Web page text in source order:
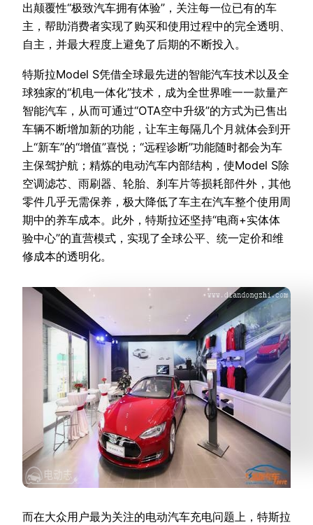
出颠覆性“极致汽车拥有体验”，关注每一位已有的车
主，帮助消费者实现了购买和使用过程中的完全透明、
自主，并最大程度上避免了后期的不断投入。
特斯拉Model S凭借全球最先进的智能汽车技术以及全
球独家的“机电一体化”技术，成为全世界唯一一款量产
智能汽车，从而可通过“OTA空中升级”的方式为已售出
车辆不断增加新的功能，让车主每隔几个月就体会到开
上“新车”的“增值”喜悦；“远程诊断”功能随时都会为车
主保驾护航；精炼的电动汽车内部结构，使Model S除
空调滤芯、雨刷器、轮胎、刹车片等损耗部件外，其他
零件几乎无需保养，极大降低了车主在汽车整个使用周
期中的养车成本。此外，特斯拉还坚持“电商+实体体
验中心”的直营模式，实现了全球公平、统一定价和维
修成本的透明化。
而在大众用户最为关注的电动汽车充电问题上，特斯拉